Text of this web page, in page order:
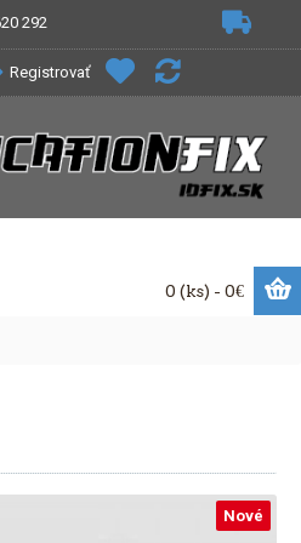
292
Registrovať
0 (ks) - 0€
Nové